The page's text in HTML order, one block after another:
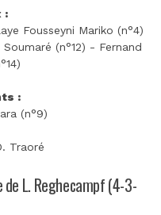
:
Fousseyni Mariko (n°4)
(n°12) - Fernand
:
(n°9)
Traoré
L. Reghecampf (4-3-